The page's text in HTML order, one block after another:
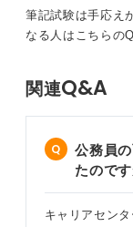
筆記試験は手応え
なる人はこちらの
関連Q&A
公務員
たので
キャリアセン